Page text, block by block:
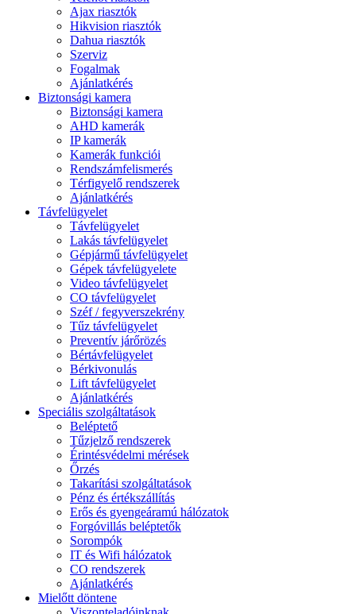
Ajax riasztók
Hikvision riasztók
Dahua riasztók
Szerviz
Fogalmak
Ajánlatkérés
Biztonsági kamera
Biztonsági kamera
AHD kamerák
IP kamerák
Kamerák funkciói
Rendszámfelismerés
Térfigyelő rendszerek
Ajánlatkérés
Távfelügyelet
Távfelügyelet
Lakás távfelügyelet
Gépjármű távfelügyelet
Gépek távfelügyelete
Video távfelügyelet
CO távfelügyelet
Széf / fegyverszekrény
Tűz távfelügyelet
Preventív járőrözés
Bértávfelügyelet
Bérkivonulás
Lift távfelügyelet
Ajánlatkérés
Speciális szolgáltatások
Beléptető
Tűzjelző rendszerek
Érintésvédelmi mérések
Őrzés
Takarítási szolgáltatások
Pénz és értékszállítás
Erős és gyengeáramú hálózatok
Forgóvillás beléptetők
Sorompók
IT és Wifi hálózatok
CO rendszerek
Ajánlatkérés
Mielőtt döntene